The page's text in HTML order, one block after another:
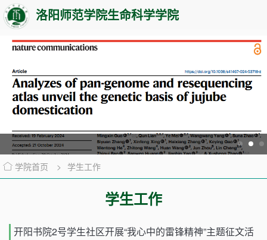
洛阳师范学院生命科学学院
学院首页 > 学生工作
学生工作
开阳书院2号学生社区开展“我心中的雷锋精神”主题征文活